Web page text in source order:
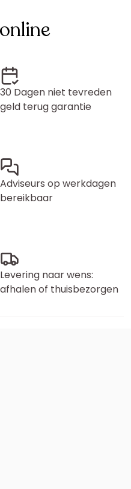
30 Dagen niet tevreden
geld terug garantie
Adviseurs op werkdagen
bereikbaar
Levering naar wens:
afhalen of thuisbezorgen